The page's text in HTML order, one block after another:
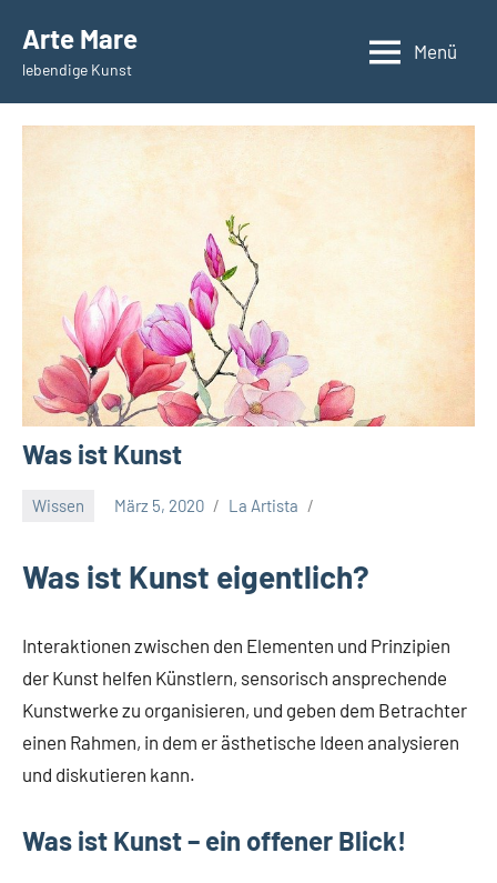
Inhalt
springen
Arte Mare
lebendige Kunst
Menü
Was ist Kunst
Wissen März 5, 2020 La Artista
Was ist Kunst eigentlich?
Interaktionen zwischen den Elementen und Prinzipien
der Kunst helfen Künstlern, sensorisch ansprechende
Kunstwerke zu organisieren, und geben dem Betrachter
einen Rahmen, in dem er ästhetische Ideen analysieren
und diskutieren kann.
Was ist Kunst – ein offener Blick!